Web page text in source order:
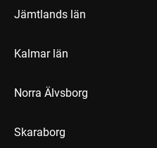
Jämtlands län
Kalmar län
Norra Älvsborg
Skaraborg